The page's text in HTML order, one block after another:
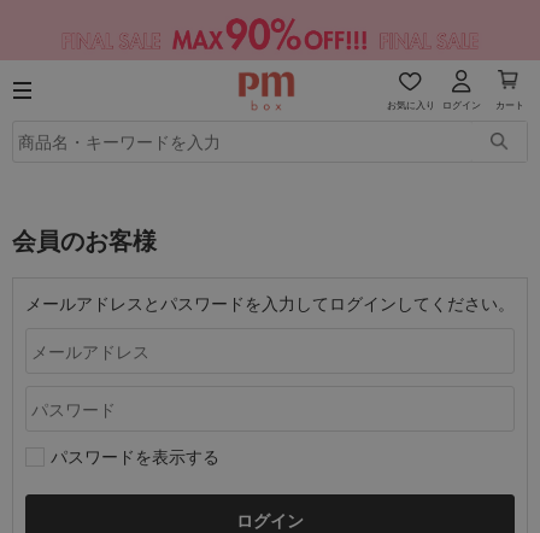
お気に入り ログイン カート
会員のお客様
メールアドレスとパスワードを入力してログインしてください。
パスワードを表示する